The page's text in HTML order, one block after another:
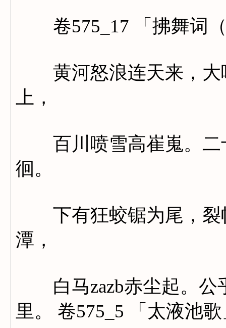
卷575_17 「拂舞词（
黄河怒浪连天来，大
上，
百川喷雪高崔嵬。二
徊。
下有狂蛟锯为尾，裂
潭，
白马zazb赤尘起。公
里。 卷575_5 「太液池